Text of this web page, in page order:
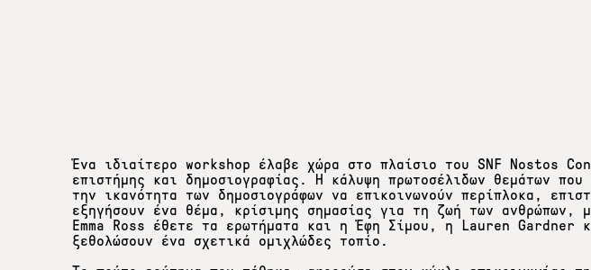
Ένα ιδιαίτερο workshop έλαβε χώρα στο πλαίσιο του SNF Nostos
επιστήμης και δημοσιογραφίας. H κάλυψη πρωτοσέλιδων θεμάτων
την ικανότητα των δημοσιογράφων να επικοινωνούν περίπλοκα,
εξηγήσουν ένα θέμα, κρίσιμης σημασίας για τη ζωή των
Emma Ross έθετε τα ερωτήματα και η Έφη Σίμου, η Lauren Gardner
ξεθολώσουν ένα σχετικά ομιχλώδες τοπίο.